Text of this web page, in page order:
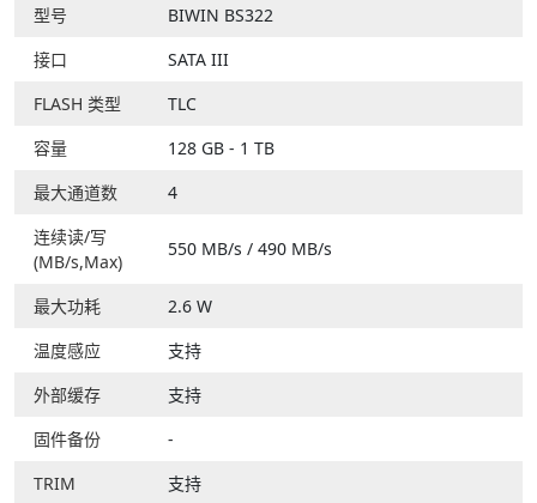
型号
BIWIN BS322
接口
SATA III
FLASH 类型
TLC
容量
128 GB - 1 TB
最大通道数
4
连续读/写
(MB/s,Max)
550 MB/s / 490 MB/s
最大功耗
2.6 W
温度感应
支持
外部缓存
支持
固件备份
-
TRIM
支持